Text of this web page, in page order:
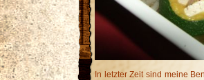
In letzter Zeit sind meine